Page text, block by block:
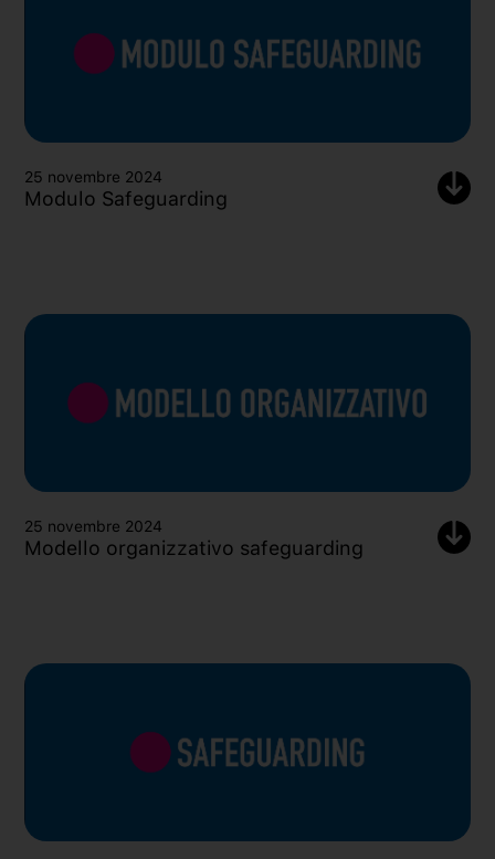
25 novembre 2024
Modulo Safeguarding
25 novembre 2024
Modello organizzativo safeguarding